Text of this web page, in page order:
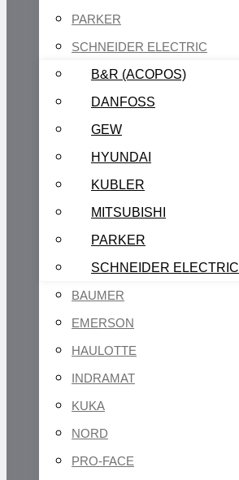
PARKER
SCHNEIDER ELECTRIC
B&R (ACOPOS)
DANFOSS
GEW
HYUNDAI
KUBLER
MITSUBISHI
PARKER
SCHNEIDER ELECTRIC
BAUMER
EMERSON
HAULOTTE
INDRAMAT
KUKA
NORD
PRO-FACE